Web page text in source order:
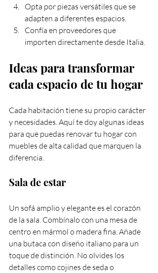
Opta por piezas versátiles que se
adapten a diferentes espacios.
Confía en proveedores que
importen directamente desde Italia.
Ideas para transformar
cada espacio de tu hogar
Cada habitación tiene su propio carácter
y necesidades. Aquí te doy algunas ideas
para que puedas renovar tu hogar con
muebles de alta calidad que marquen la
diferencia.
Sala de estar
Un sofá amplio y elegante es el corazón
de la sala. Combínalo con una mesa de
centro en mármol o madera fina. Añade
una butaca con diseño italiano para un
toque de distinción. No olvides los
detalles como cojines de seda o